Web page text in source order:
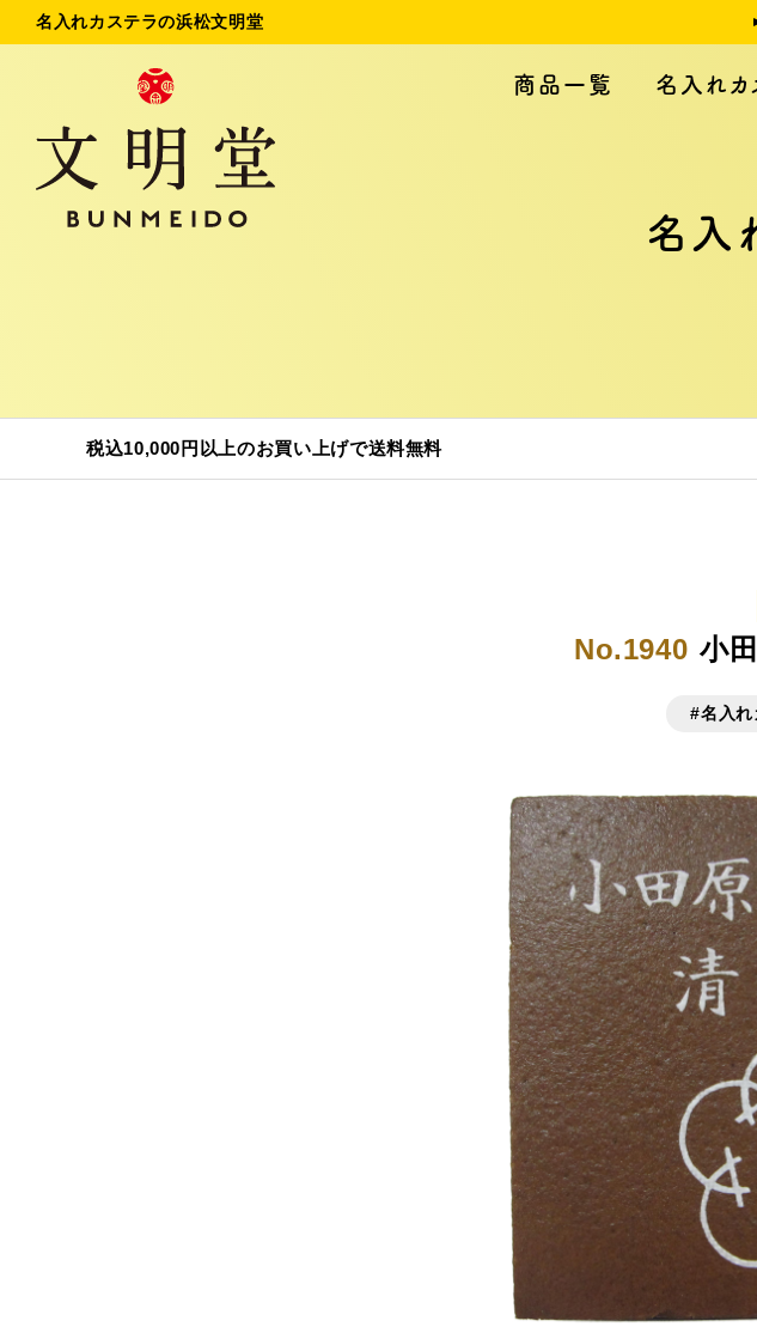
名入れカステラの浜松文明堂
商品一覧 名入れカ
法人様向け名入れ
型からオリジナルで作る
記念カステラ
名入
税込10,000円以上のお買い上げで送料無料
No.1940 小
#名入れ